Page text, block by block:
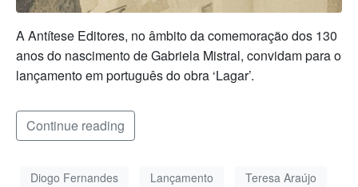
A Antítese Editores, no âmbito da comemoração dos 130
anos do nascimento de Gabriela Mistral, convidam para o
lançamento em português do obra ‘Lagar’.
Continue reading
Diogo Fernandes Lançamento Teresa Araújo